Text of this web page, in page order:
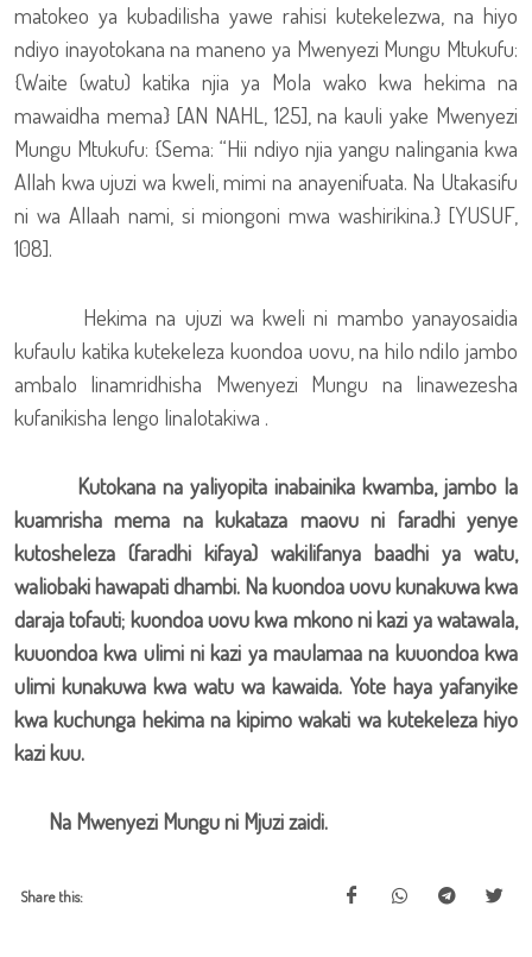
matokeo ya kubadilisha yawe rahisi kutekelezwa, na hiyo
ndiyo inayotokana na maneno ya Mwenyezi Mungu Mtukufu:
{Waite (watu) katika njia ya Mola wako kwa hekima na
mawaidha mema} [AN NAHL, 125], na kauli yake Mwenyezi
Mungu Mtukufu: {Sema: “Hii ndiyo njia yangu nalingania kwa
Allah kwa ujuzi wa kweli, mimi na anayenifuata. Na Utakasifu
ni wa Allaah nami, si miongoni mwa washirikina.} [YUSUF,
108].
Hekima na ujuzi wa kweli ni mambo yanayosaidia
kufaulu katika kutekeleza kuondoa uovu, na hilo ndilo jambo
ambalo linamridhisha Mwenyezi Mungu na linawezesha
kufanikisha lengo linalotakiwa .
Kutokana na yaliyopita inabainika kwamba, jambo la
kuamrisha mema na kukataza maovu ni faradhi yenye
kutosheleza (faradhi kifaya) wakilifanya baadhi ya watu,
waliobaki hawapati dhambi. Na kuondoa uovu kunakuwa kwa
daraja tofauti; kuondoa uovu kwa mkono ni kazi ya watawala,
kuuondoa kwa ulimi ni kazi ya maulamaa na kuuondoa kwa
ulimi kunakuwa kwa watu wa kawaida. Yote haya yafanyike
kwa kuchunga hekima na kipimo wakati wa kutekeleza hiyo
kazi kuu.
Na Mwenyezi Mungu ni Mjuzi zaidi.
Share this: